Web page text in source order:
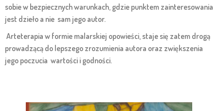
sobie w bezpiecznych warunkach, gdzie punktem zainteresowania
jest dzieło a nie sam jego autor.
Arteterapia w formie malarskiej opowieści, staje się zatem drogą
prowadzącą do lepszego zrozumienia autora oraz zwiększenia
jego poczucia wartości i godności.